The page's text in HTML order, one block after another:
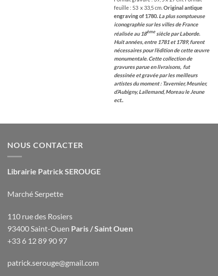
feuille : 53 x 33,5 cm. Original antique
engraving of 1780. La plus somptueuse
iconographie sur les villes de France
réalisée au 18èmesiècle par Laborde.
Huit années, entre 1781 et 1789, furent
nécessaires pour l’édition de cette œuvre
monumentale. Cette collection de
gravures parue en livraisons, fut
dessinée et gravée par les meilleurs
artistes du moment : Tavernier, Meunier,
d’Aubigny, Lallemand, Moreau le Jeune
ect..
NOUS CONTACTER
Librairie Patrick SEROUGE
Marché Serpette
110 rue des Rosiers
93400 Saint-Ouen Paris / Saint Ouen
+33 6 12 89 90 97
patrick.serouge@gmail.com